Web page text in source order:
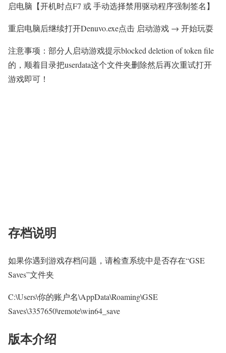
启电脑【开机时点F7 或 手动选择禁用驱动程序强制签名】
重启电脑后继续打开Denuvo.exe点击 启动游戏 → 开始玩耍
注意事项：部分人启动游戏提示blocked deletion of token file
的，顺着目录把userdata这个文件夹删除然后再次重试打开
游戏即可！
存档说明
如果你遇到游戏存档问题，请检查系统中是否存在“GSE
Saves”文件夹
C:\Users\你的账户名\AppData\Roaming\GSE
Saves\3357650\remote\win64_save
版本介绍